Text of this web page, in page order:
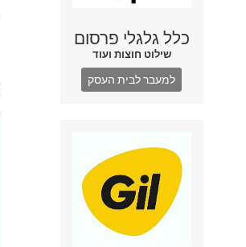
כלל גלגלי פרסום
שילוט חוצות ועוד
למעבר לבית העסק